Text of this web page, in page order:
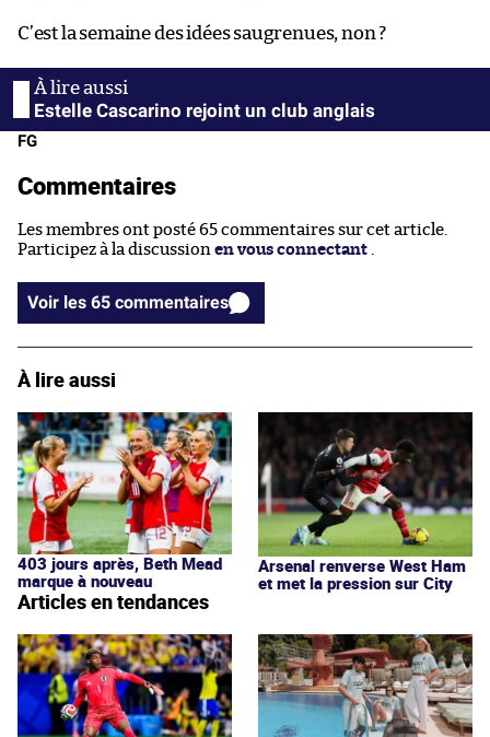
C’est la semaine des idées saugrenues, non ?
Estelle Cascarino rejoint un club anglais
FG
Commentaires
Les membres ont posté 65 commentaires sur cet article.
Participez à la discussion en vous connectant
Voir les 65 commentaires
À lire aussi
403 jours après, Beth Mead
marque à nouveau
Arsenal renverse West Ham
et met la pression sur City
Articles en tendances